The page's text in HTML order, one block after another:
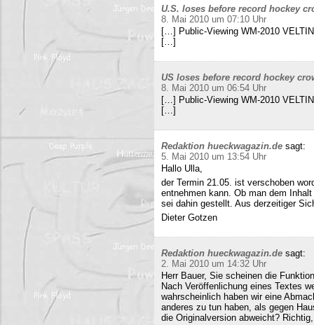
U.S. loses before record hockey
8. Mai 2010 um 07:10 Uhr
[…] Public-Viewing WM-2010
[…]
US loses before record hockey
8. Mai 2010 um 06:54 Uhr
[…] Public-Viewing WM-2010
[…]
Redaktion hueckwagazin.de sagt:
5. Mai 2010 um 13:54 Uhr
Hallo Ulla,
der Termin 21.05. ist verschoben
entnehmen kann. Ob man dem
sei dahin gestellt. Aus derzeitiger
Dieter Gotzen
Redaktion hueckwagazin.de sagt:
2. Mai 2010 um 14:32 Uhr
Herr Bauer, Sie scheinen die
Nach Veröffenlichung eines Textes
wahrscheinlich haben wir eine
anderes zu tun haben, als gegen
die Originalversion abweicht?